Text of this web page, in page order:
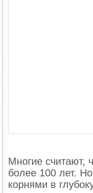
Многие считают,
более 100 лет.
корнями в